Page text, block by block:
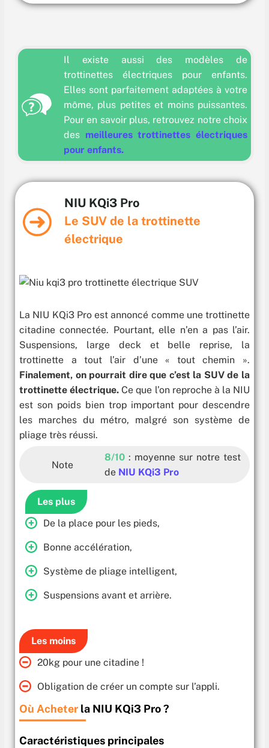
Il existe aussi des modèles de
trottinettes électriques pour enfants.
Elles sont parfaitement adaptées à votre
môme, plus petites et moins puissantes.
Pour en savoir plus, retrouvez notre choix
des meilleures trottinettes électriques
pour enfants.
NIU KQi3 Pro
Le SUV de la trottinette
électrique
La NIU KQi3 Pro est annoncé comme une trottinette
citadine connectée. Pourtant, elle n’en a pas l’air.
Suspensions, large deck et belle reprise, la
trottinette a tout l’air d’une « tout chemin ».
Finalement, on pourrait dire que c’est la SUV de la
trottinette électrique.Ce que l’on reproche à la NIU
est son poids bien trop important pour descendre
les marches du métro, malgré son système de
pliage très réussi.
Note
8/10 : moyenne sur notre test
de NIU KQi3 Pro
Les plus
De la place pour les pieds,
Bonne accélération,
Système de pliage intelligent,
Suspensions avant et arrière.
Les moins
20kg pour une citadine !
Obligation de créer un compte sur l’appli.
Où Acheter la NIU KQi3 Pro ?
Caractéristiques principales